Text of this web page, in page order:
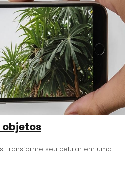
objetos
Transforme seu celular em uma ...